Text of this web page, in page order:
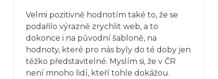
Velmi pozitivně hodnotím také to, že se
podařilo výrazně zrychlit web, a to
dokonce i na původní šabloně, na
hodnoty, které pro nás byly do té doby jen
těžko představitelné. Myslím si, že v ČR
není mnoho lidí, kteří tohle dokážou.